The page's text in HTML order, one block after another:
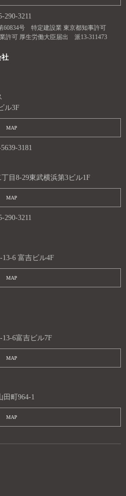
290-3211
60834号 特定建設業 東京都知事許可
業許可 厚生労働大臣届出 派13-311473
社
ル3F
MAP
3181
目8-29東武横浜第3ビル1F
MAP
290-3211
13-6 富吉ビル4F
MAP
13-6富吉ビル7F
MAP
田町964-1
MAP